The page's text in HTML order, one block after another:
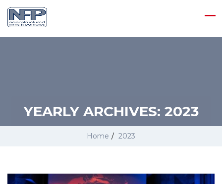
YEARLY ARCHIVES: 2023
Home / 2023